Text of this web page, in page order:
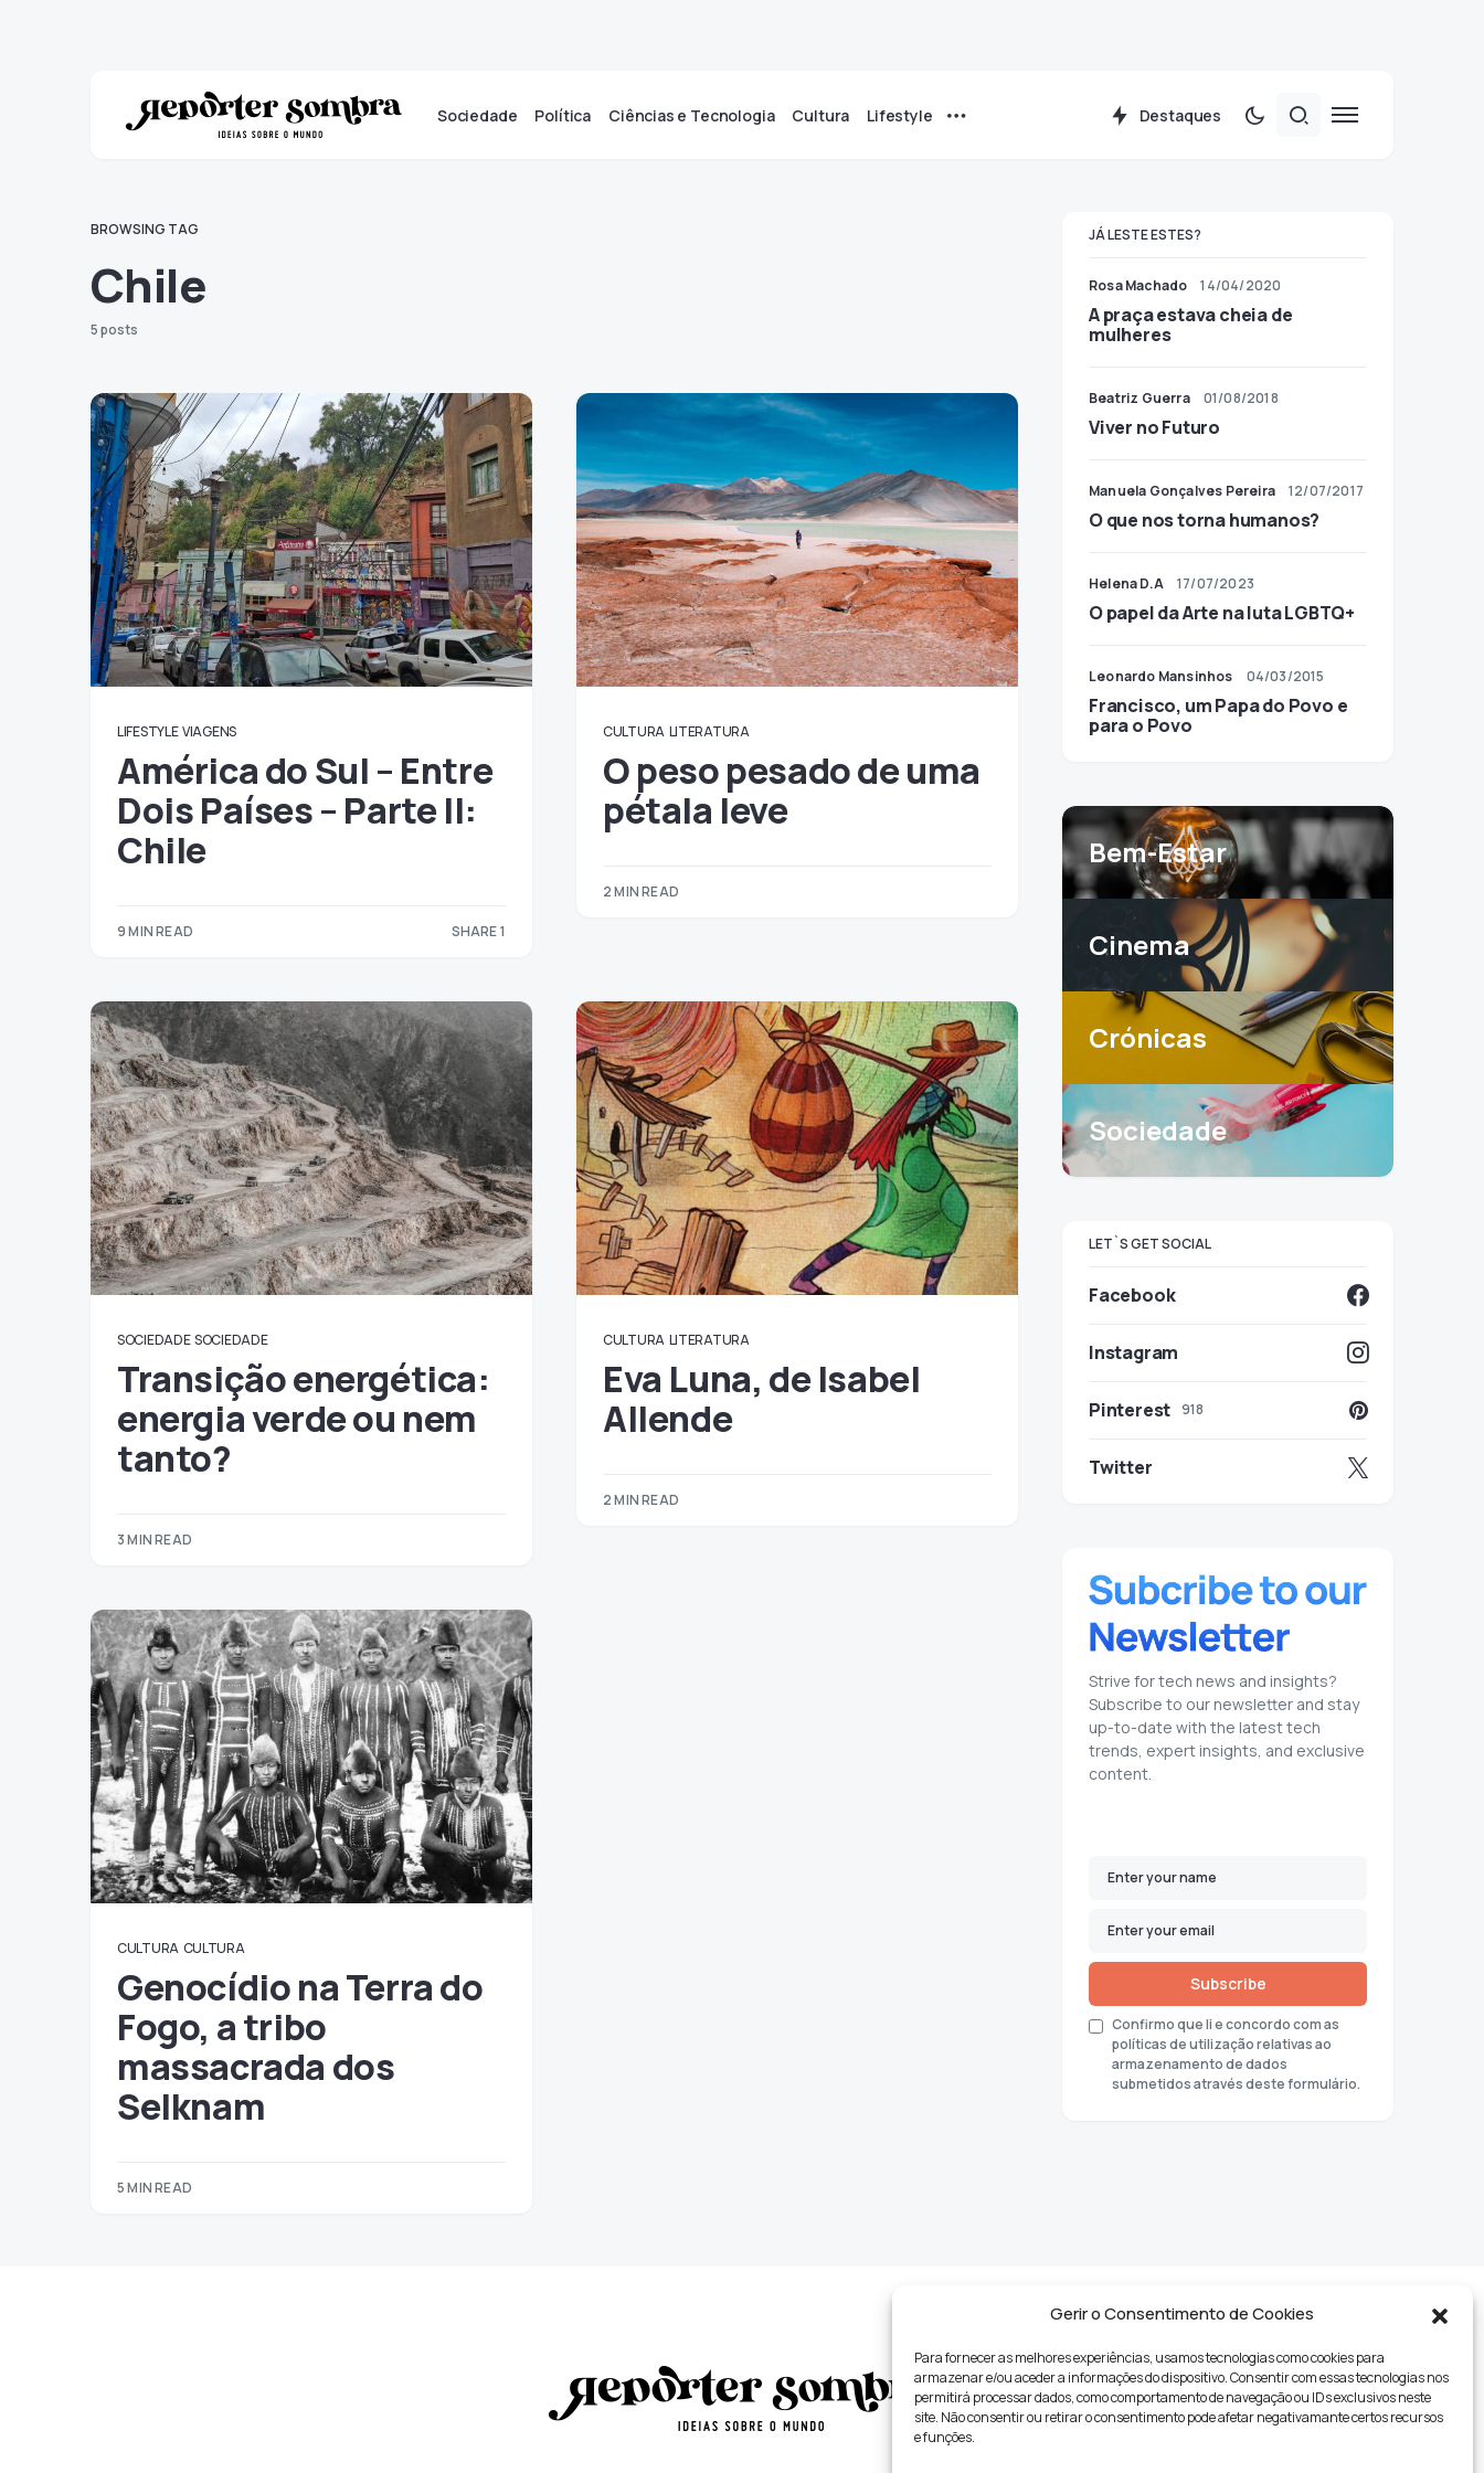
Gerir o Consentimento de Cookies
Para fornecer as melhores experiências, usamos tecnologias como cookies para
armazenar e/ou aceder a informações do dispositivo. Consentir com essas tecnologias nos
permitirá processar dados, como comportamento de navegação ou IDs exclusivos neste
site. Não consentir ou retirar o consentimento pode afetar negativamante certos recursos
e funções.
Sociedade Política Ciências e Tecnologia Cultura Lifestyle Destaques
BROWSING TAG
Chile
5 posts
LIFESTYLE VIAGENS
América do Sul – Entre
Dois Países – Parte II:
Chile
9 MIN READ SHARE 1
CULTURA LITERATURA
O peso pesado de uma
pétala leve
2 MIN READ
SOCIEDADE SOCIEDADE
Transição energética:
energia verde ou nem
tanto?
3 MIN READ
CULTURA LITERATURA
Eva Luna, de Isabel
Allende
2 MIN READ
CULTURA CULTURA
Genocídio na Terra do
Fogo, a tribo
massacrada dos
Selknam
5 MIN READ
JÁ LESTE ESTES?
Rosa Machado 14/04/2020
A praça estava cheia de
mulheres
Beatriz Guerra 01/08/2018
Viver no Futuro
Manuela Gonçalves Pereira 12/07/2017
O que nos torna humanos?
Helena D.A 17/07/2023
O papel da Arte na luta LGBTQ+
Leonardo Mansinhos 04/03/2015
Francisco, um Papa do Povo e
para o Povo
Bem-Estar
Cinema
Crónicas
Sociedade
LET`S GET SOCIAL
Facebook
Instagram
Pinterest 918
Twitter
Strive for tech news and insights?
Subscribe to our newsletter and stay
up-to-date with the latest tech
trends, expert insights, and exclusive
content.
Subscribe
Confirmo que li e concordo com as
políticas de utilização relativas ao
armazenamento de dados
submetidos através deste formulário.